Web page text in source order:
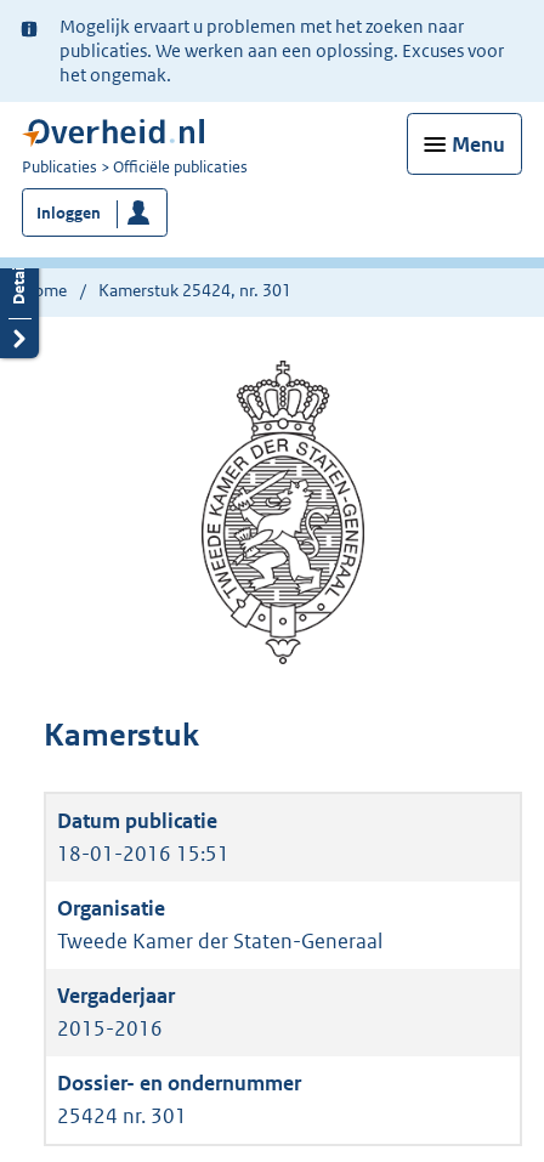
Ter
informatie:
Mogelijk ervaart u problemen met het zoeken naar
publicaties. We werken aan een oplossing. Excuses voor
het ongemak.
Menu
U
bent
nu
hier:
Publicaties Officiële publicaties
Inloggen
Home Kamerstuk 25424, nr. 301
Kamerstuk
18-01-2016 15:51
Tweede Kamer der Staten-Generaal
2015-2016
25424 nr. 301